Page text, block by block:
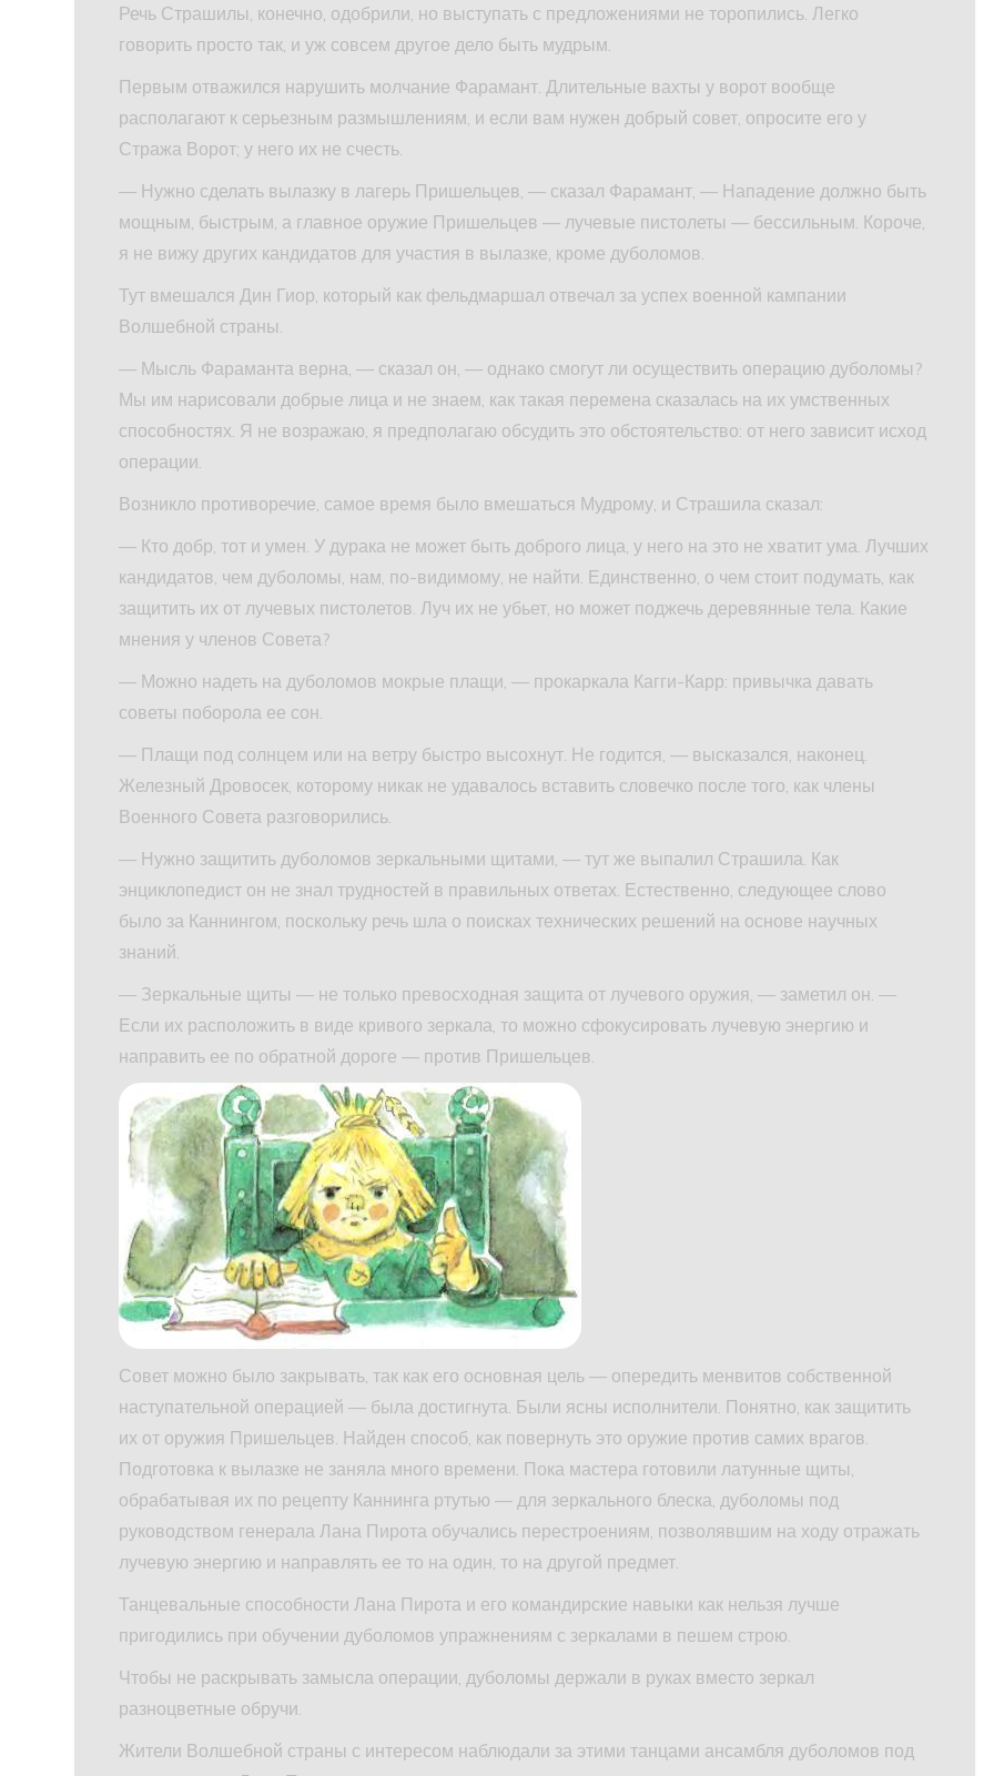
Речь Страшилы, конечно, одобрили, но выступать с предложениями не торопились. Легко
говорить просто так, и уж совсем другое дело быть мудрым.
Первым отважился нарушить молчание Фарамант. Длительные вахты у ворот вообще
располагают к серьезным размышлениям, и если вам нужен добрый совет, опросите его у
Стража Ворот; у него их не счесть.
— Нужно сделать вылазку в лагерь Пришельцев, — сказал Фарамант, — Нападение должно быть
мощным, быстрым, а главное оружие Пришельцев — лучевые пистолеты — бессильным. Короче,
я не вижу других кандидатов для участия в вылазке, кроме дуболомов.
Тут вмешался Дин Гиор, который как фельдмаршал отвечал за успех военной кампании
Волшебной страны.
— Мысль Фараманта верна, — сказал он, — однако смогут ли осуществить операцию дуболомы?
Мы им нарисовали добрые лица и не знаем, как такая перемена сказалась на их умственных
способностях. Я не возражаю, я предполагаю обсудить это обстоятельство: от него зависит исход
операции.
Возникло противоречие, самое время было вмешаться Мудрому, и Страшила сказал:
— Кто добр, тот и умен. У дурака не может быть доброго лица, у него на это не хватит ума. Лучших
кандидатов, чем дуболомы, нам, по-видимому, не найти. Единственно, о чем стоит подумать, как
защитить их от лучевых пистолетов. Луч их не убьет, но может поджечь деревянные тела. Какие
мнения у членов Совета?
— Можно надеть на дуболомов мокрые плащи, — прокаркала Кагги-Карр: привычка давать
советы поборола ее сон.
— Плащи под солнцем или на ветру быстро высохнут. Не годится, — высказался, наконец.
Железный Дровосек, которому никак не удавалось вставить словечко после того, как члены
Военного Совета разговорились.
— Нужно защитить дуболомов зеркальными щитами, — тут же выпалил Страшила. Как
энциклопедист он не знал трудностей в правильных ответах. Естественно, следующее слово
было за Каннингом, поскольку речь шла о поисках технических решений на основе научных
знаний.
— Зеркальные щиты — не только превосходная защита от лучевого оружия, — заметил он. —
Если их расположить в виде кривого зеркала, то можно сфокусировать лучевую энергию и
направить ее по обратной дороге — против Пришельцев.
Совет можно было закрывать, так как его основная цель — опередить менвитов собственной
наступательной операцией — была достигнута. Были ясны исполнители. Понятно, как защитить
их от оружия Пришельцев. Найден способ, как повернуть это оружие против самих врагов.
Подготовка к вылазке не заняла много времени. Пока мастера готовили латунные щиты,
обрабатывая их по рецепту Каннинга ртутью — для зеркального блеска, дуболомы под
руководством генерала Лана Пирота обучались перестроениям, позволявшим на ходу отражать
лучевую энергию и направлять ее то на один, то на другой предмет.
Танцевальные способности Лана Пирота и его командирские навыки как нельзя лучше
пригодились при обучении дуболомов упражнениям с зеркалами в пешем строю.
Чтобы не раскрывать замысла операции, дуболомы держали в руках вместо зеркал
разноцветные обручи.
Жители Волшебной страны с интересом наблюдали за этими танцами ансамбля дуболомов под